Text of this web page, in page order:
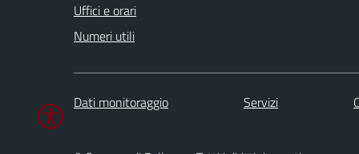
Uffici e orari
Numeri utili
Dati monitoraggio Servizi